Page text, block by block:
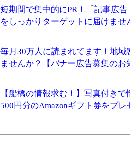
短期間で集中的にPR！「記事広
をしっかりターゲットに届けませ
毎月30万人に読まれてます！地
ませんか？【バナー広告募集のお
【船橋の情報求む！】写真付き
500円分のAmazonギフト券をプレ